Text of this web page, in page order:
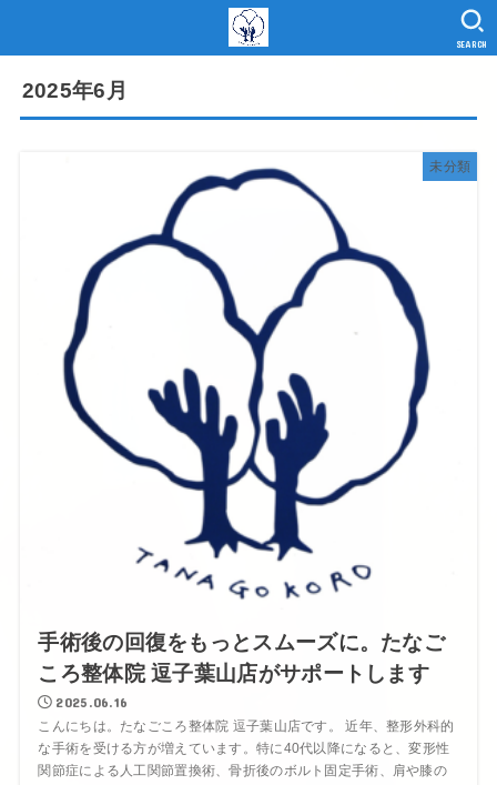
SEARCH
2025年6月
未分類
手術後の回復をもっとスムーズに。たなご
ころ整体院 逗子葉山店がサポートします
2025.06.16
こんにちは。たなごころ整体院 逗子葉山店です。 近年、整形外科的
な手術を受ける方が増えています。特に40代以降になると、変形性
関節症による人工関節置換術、骨折後のボルト固定手術、肩や膝の